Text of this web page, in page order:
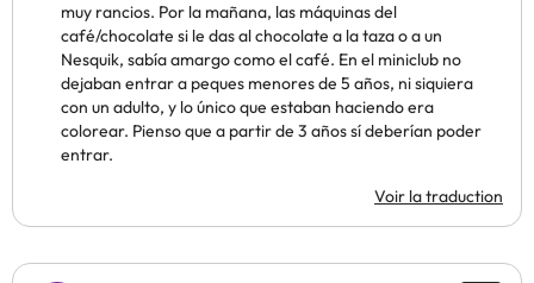
muy rancios. Por la mañana, las máquinas del
café/chocolate si le das al chocolate a la taza o a un
Nesquik, sabía amargo como el café. En el miniclub no
dejaban entrar a peques menores de 5 años, ni siquiera
con un adulto, y lo único que estaban haciendo era
colorear. Pienso que a partir de 3 años sí deberían poder
entrar.
Voir la traduction